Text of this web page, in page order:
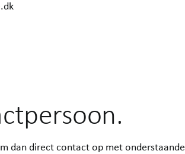
dan direct contact op met onderstaande